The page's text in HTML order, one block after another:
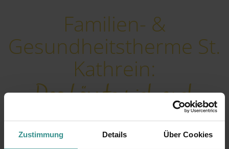
Zustimmung Details Über Cookies
Familien- &
Gesundheitstherme St.
Kathrein:
Das könnte mich auch
interessieren